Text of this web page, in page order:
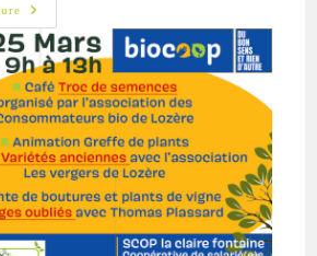
Mende
:
Greffe
À
La
Demande
Le
25